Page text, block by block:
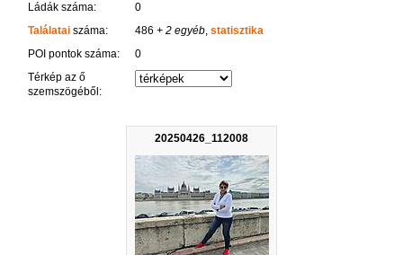
20250426_112008
Ládák száma:
0
Találataiszáma: 486 + 2 egyéb, statisztika
POI pontok száma:
0
Térkép az ő
szemszögéből: